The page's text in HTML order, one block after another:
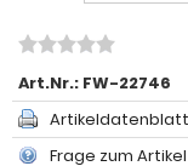
Art.Nr.: FW-22746
Frage zum